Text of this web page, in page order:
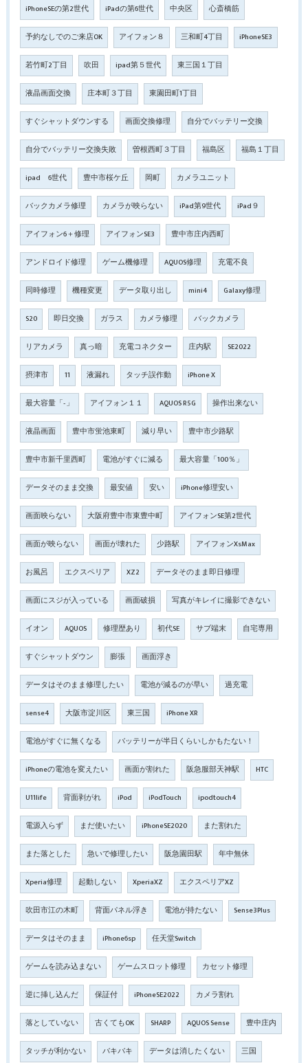
iPhoneSEの第2世代 iPadの第6世代 中央区 心斎橋筋
予約なしでのご来店OK アイフォン８ 三和町4丁目 iPhoneSE3
若竹町2丁目 吹田 ipad第５世代 東三国１丁目
液晶画面交換 庄本町３丁目 東園田町1丁目
すぐシャットダウンする 画面交換修理 自分でバッテリー交換
自分でバッテリー交換失敗 曽根西町３丁目 福島区 福島１丁目
ipad 6世代 豊中市桜ケ丘 岡町 カメラユニット
バックカメラ修理 カメラが映らない iPad第9世代 iPad９
アイフォン6＋修理 アイフォンSE3 豊中市庄内西町
アンドロイド修理 ゲーム機修理 AQUOS修理 充電不良
同時修理 機種変更 データ取り出し mini4 Galaxy修理
S20 即日交換 ガラス カメラ修理 バックカメラ
リアカメラ 真っ暗 充電コネクター 庄内駅 SE2022
摂津市 11 液漏れ タッチ誤作動 iPhone X
最大容量「‐」 アイフォン１１ AQUOS R5G 操作出来ない
液晶画面 豊中市蛍池東町 減り早い 豊中市少路駅
豊中市新千里西町 電池がすぐに減る 最大容量「100％」
データそのまま交換 最安値 安い iPhone修理安い
画面映らない 大阪府豊中市東豊中町 アイフォンSE第2世代
画面が映らない 画面が壊れた 少路駅 アイフォンXsMax
お風呂 エクスペリア XZ2 データそのまま即日修理
画面にスジが入っている 画面破損 写真がキレイに撮影できない
イオン AQUOS 修理歴あり 初代SE サブ端末 自宅専用
すぐシャットダウン 膨張 画面浮き
データはそのまま修理したい 電池が減るのが早い 過充電
sense4 大阪市淀川区 東三国 iPhone XR
電池がすぐに無くなる バッテリーが半日くらいしかもたない！
iPhoneの電池を変えたい 画面が割れた 阪急服部天神駅 HTC
U11life 背面剥がれ iPod iPodTouch ipodtouch4
電源入らず まだ使いたい iPhoneSE2020 また割れた
また落とした 急いで修理したい 阪急園田駅 年中無休
Xperia修理 起動しない XperiaXZ エクスペリアXZ
吹田市江の木町 背面パネル浮き 電池が持たない Sense3Plus
データはそのまま iPhone6sp 任天堂Switch
ゲームを読み込まない ゲームスロット修理 カセット修理
逆に挿し込んだ 保証付 iPhoneSE2022 カメラ割れ
落としていない 古くてもOK SHARP AQUOS Sense 豊中庄内
タッチが利かない バキバキ データは消したくない 三国